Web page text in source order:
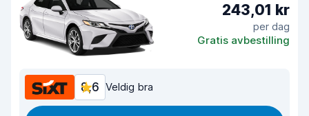
243,01 kr
per dag
Gratis avbestilling
8,6 Veldig bra